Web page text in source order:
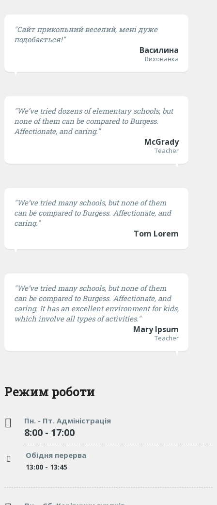
"Сайт прикольний веселий, мені дуже
подобається!"
Василина
Вихованка
"We’ve tried dozens of elementary schools, but
none of them can be compared to Burgess.
Affectionate, and caring."
McGrady
Teacher
"We’ve tried many schools, but none of them
can be compared to Burgess. Affectionate, and
caring."
Tom Lorem
"We’ve tried many schools, but none of them
can be compared to Burgess. Affectionate, and
caring. It has an excellent environment for kids,
which involve all types of activities."
Mary Ipsum
Teacher
Режим роботи
Пн. - Пт. Адміністрація
8:00 - 17:00
Обідня перерва
13:00 - 13:45